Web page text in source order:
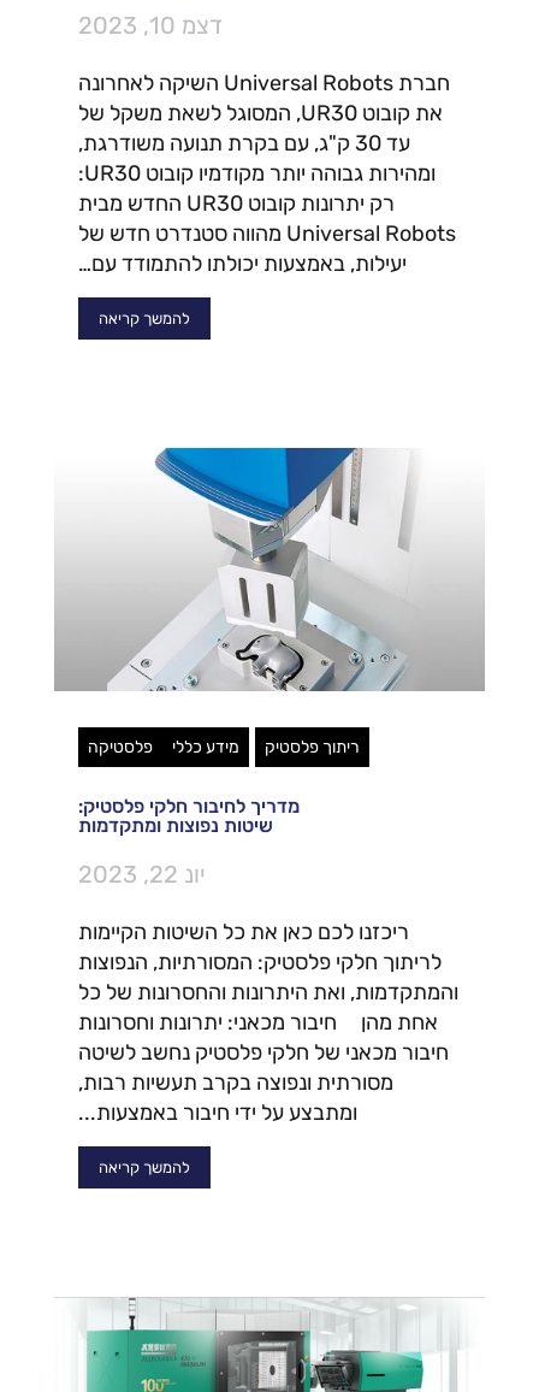
דצמ 10, 2023
חברת Universal Robots השיקה לאחרונה
את קובוט UR30, המסוגל לשאת משקל של
עד 30 ק"ג, עם בקרת תנועה משודרגת,
ומהירות גבוהה יותר מקודמיו קובוט UR30:
רק יתרונות קובוט UR30 החדש מבית
Universal Robots מהווה סטנדרט חדש של
יעילות, באמצעות יכולתו להתמודד עם…
להמשך קריאה
ריתוך פלסטיק מידע כללי פלסטיקה
מדריך לחיבור חלקי פלסטיק:
שיטות נפוצות ומתקדמות
יונ 22, 2023
ריכזנו לכם כאן את כל השיטות הקיימות
לריתוך חלקי פלסטיק: המסורתיות, הנפוצות
והמתקדמות, ואת היתרונות והחסרונות של כל
אחת מהן חיבור מכאני: יתרונות וחסרונות
חיבור מכאני של חלקי פלסטיק נחשב לשיטה
מסורתית ונפוצה בקרב תעשיות רבות,
ומתבצע על ידי חיבור באמצעות...
להמשך קריאה